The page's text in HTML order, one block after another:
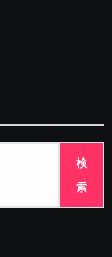
検
索